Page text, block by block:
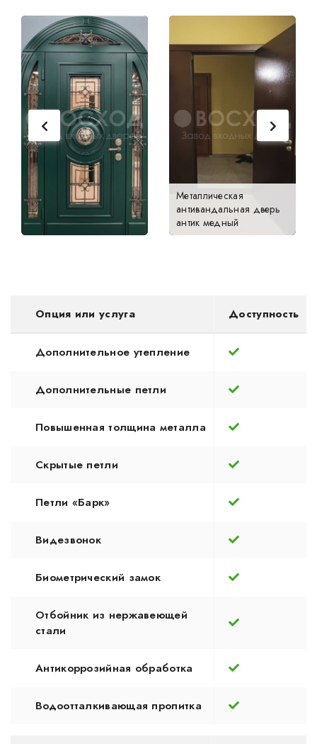
Металлическая
антивандальная дверь
антик медный
Опция или услуга Доступность
Дополнительное утепление
Дополнительные петли
Повышенная толщина металла
Скрытые петли
Петли «Барк»
Видезвонок
Биометрический замок
Отбойник из нержавеющей
стали
Антикоррозийная обработка
Водоотталкивающая пропитка